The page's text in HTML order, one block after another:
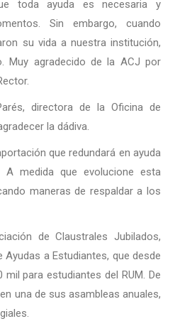
toda ayuda es necesaria y
Sin embargo, cuando
su vida a nuestra institución,
Muy agradecido de la ACJ por
directora de la Oficina de
la dádiva.
que redundará en ayuda
medida que evolucione esta
maneras de respaldar a los
de Claustrales Jubilados,
a Estudiantes, que desde
para estudiantes del RUM. De
una de sus asambleas anuales,